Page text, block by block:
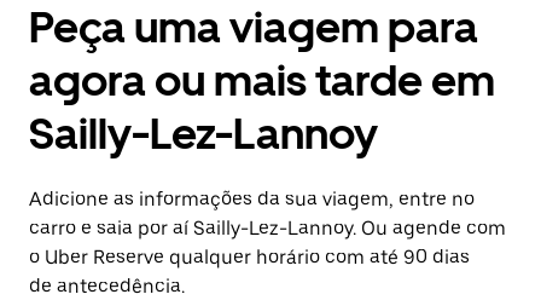
Peça uma viagem para
agora ou mais tarde em
Sailly-Lez-Lannoy
Adicione as informações da sua viagem, entre no
carro e saia por aí Sailly-Lez-Lannoy. Ou agende com
o Uber Reserve qualquer horário com até 90 dias
de antecedência.